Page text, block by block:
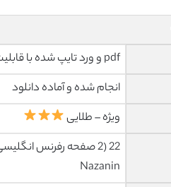
pdf و ورد تایپ شده با قابلیت ویرایش
انجام شده و آماده دانلود
ویژه – طلایی
Nazanin